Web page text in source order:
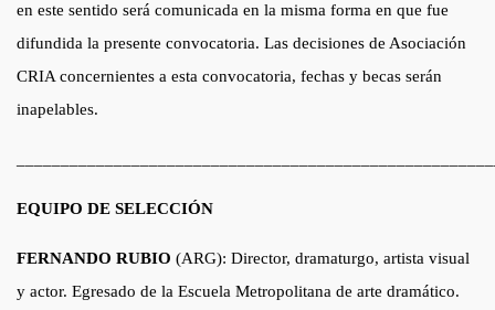
en este sentido será comunicada en la misma forma en que fue
difundida la presente convocatoria. Las decisiones de Asociación
CRIA concernientes a esta convocatoria, fechas y becas serán
inapelables.
EQUIPO DE SELECCIÓN
FERNANDO RUBIO (ARG): Director, dramaturgo, artista visual
y actor. Egresado de la Escuela Metropolitana de arte dramático.